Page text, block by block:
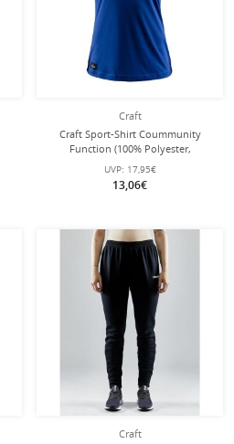
Craft
Craft Sport-Shirt Coummunity
Function (100% Polyester,
schnelltrocknend) kobaltblau
Damen
UVP: 17,95€
13,06€
Craft